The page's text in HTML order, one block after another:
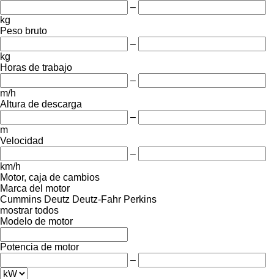
–
kg
Peso bruto
–
kg
Horas de trabajo
–
m/h
Altura de descarga
–
m
Velocidad
–
km/h
Motor, caja de cambios
Marca del motor
Cummins Deutz Deutz-Fahr Perkins
mostrar todos
Modelo de motor
Potencia de motor
–